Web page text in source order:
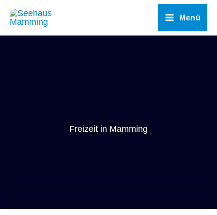
Zum
Inhalt
Menü
Freizeit in Mamming